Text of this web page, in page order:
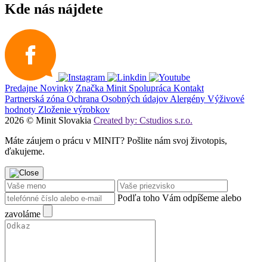
Kde nás nájdete
Predajne Novinky Značka Minit Spolupráca Kontakt
Partnerská zóna Ochrana Osobných údajov Alergény Výživové
hodnoty Zloženie výrobkov
2026 © Minit Slovakia Created by: Cstudios s.r.o.
Máte záujem o prácu v MINIT? Pošlite nám svoj životopis,
ďakujeme.
Podľa toho Vám odpíšeme alebo
zavoláme